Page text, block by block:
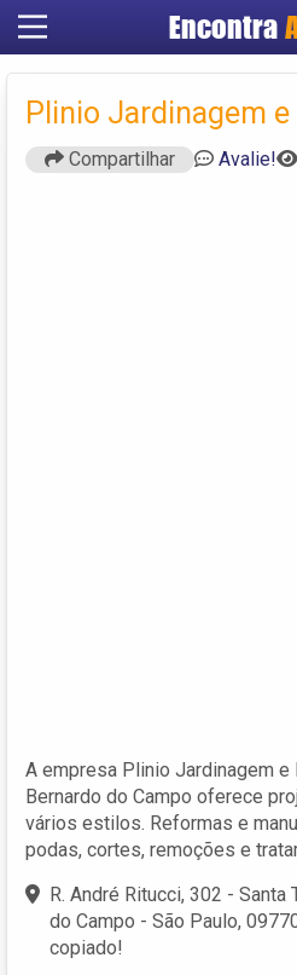
Encontra
Criar
Plinio Jardinagem
Compartilhar Avalie!
A empresa Plinio Jardinagem
Bernardo do Campo oferece
vários estilos. Reformas e
podas, cortes, remoções e
R. André Ritucci, 302 - Santa
do Campo - São Paulo,
copiado!